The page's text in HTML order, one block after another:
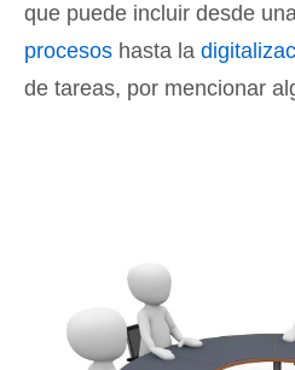
que puede incluir desde
procesos hasta la
de tareas, por mencionar